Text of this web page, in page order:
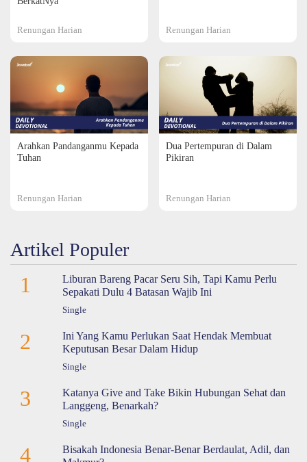
Renungan Harian Renungan Harian
Arahkan Pandanganmu Kepada
Tuhan
Renungan Harian
Dua Pertempuran di Dalam
Pikiran
Renungan Harian
Artikel Populer
1
Liburan Bareng Pacar Seru Sih, Tapi Kamu Perlu
Sepakati Dulu 4 Batasan Wajib Ini
Single
2
Ini Yang Kamu Perlukan Saat Hendak Membuat
Keputusan Besar Dalam Hidup
Single
3
Katanya Give and Take Bikin Hubungan Sehat dan
Langgeng, Benarkah?
Single
4
Bisakah Indonesia Benar-Benar Berdaulat, Adil, dan